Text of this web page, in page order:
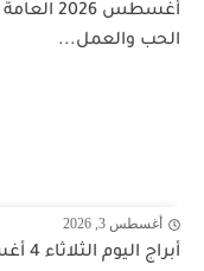
أغسطس 2026
الحب والعمل...
أغسطس 3, 2026
أبراج